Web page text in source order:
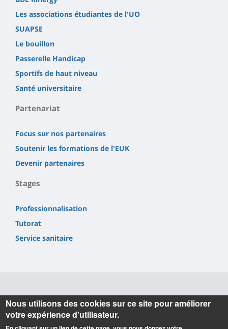
Les associations étudiantes de l'UO
SUAPSE
Le bouillon
Passerelle Handicap
Sportifs de haut niveau
Santé universitaire
Partenariat
Focus sur nos partenaires
Soutenir les formations de l'EUK
Devenir partenaires
Stages
Professionnalisation
Tutorat
Service sanitaire
Informations
Nous utilisons des cookies sur ce site pour améliorer
votre expérience d'utilisateur.